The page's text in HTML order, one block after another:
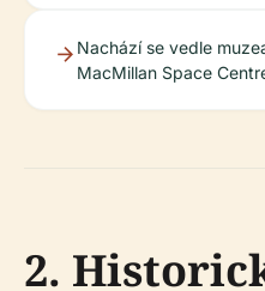
Nachází se vedle
MacMillan Space
2.